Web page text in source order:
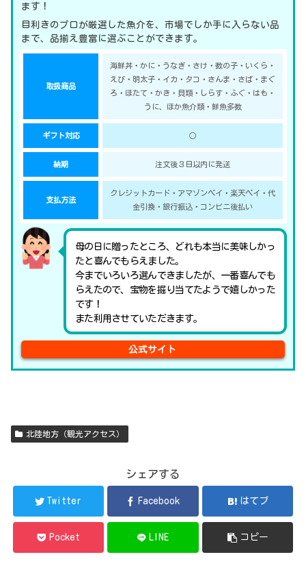
ます！
目利きのプロが厳選した魚介を、市場でしか手に入らない品
まで、品揃え豊富に選ぶことができます。
取扱商品
海鮮丼・かに・うなぎ・さけ・数の子・いくら・
えび・明太子・イカ・タコ・さんま・さば・まぐ
ろ・ほたて・かき・貝類・しらす・ふぐ・はも・
うに、ほか魚介類・鮮魚多数
ギフト対応 ○
納期 注文後３日以内に発送
支払方法
クレジットカード・アマゾンペイ・楽天ペイ・代
金引換・銀行振込・コンビニ後払い
母の日に贈ったところ、どれも本当に美味しかっ
たと喜んでもらえました。
今までいろいろ選んできましたが、一番喜んでも
らえたので、宝物を掘り当てたようで嬉しかった
です！
また利用させていただきます。
公式サイト
北陸地方（観光アクセス）
シェアする
Twitter Facebook はてブ
Pocket LINE コピー